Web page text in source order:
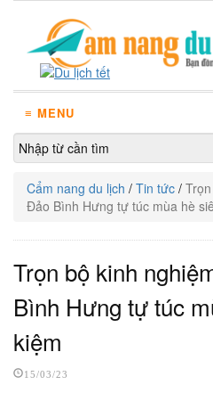
≡ MENU
Cẩm nang du lịch / Tin tức /
Đảo Bình Hưng tự túc mùa hè
Trọn bộ kinh
Bình Hưng tự túc
kiệm
15/03/23